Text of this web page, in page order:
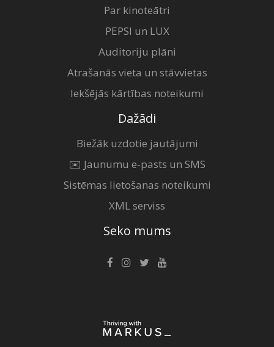
Par kinoteātri
PEPSI un LUX
Auditoriju plāni
Atrašanās vieta un stāvvietas
Iekšējās kārtības noteikumi
Dažādi
Biežāk uzdotie jautājumi
✉️ Jaunumu e-pasts un SMS
Sistēmas lietošanas noteikumi
XML serviss
Seko mums